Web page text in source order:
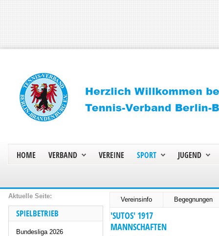
HOME VERBAND VEREINE SPORT JUGEND
Vereinsinfo Begegnungen
SPIELBETRIEB
Bundesliga 2026
'SUTOS' 1917
MANNSCHAFTEN